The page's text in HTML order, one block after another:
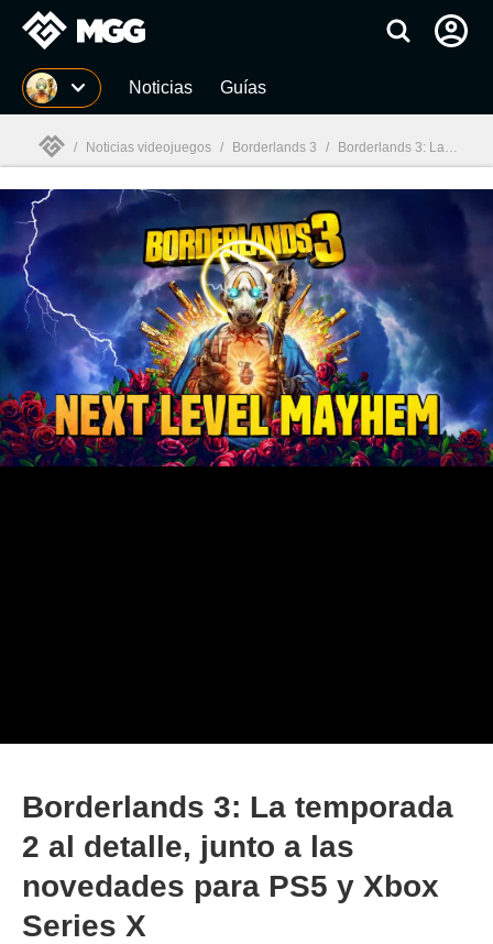
MGG Noticias Guías
/ Noticias videojuegos / Borderlands 3 / Borderlands 3: La temporada 2 al detalle, junto a las novedades para PS5 y Xbox Series X
Borderlands 3: La temporada
2 al detalle, junto a las
novedades para PS5 y Xbox
Series X